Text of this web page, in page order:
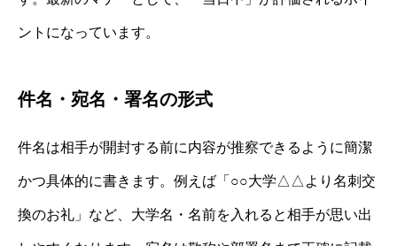
ントになっています。
件名・宛名・署名の形式
件名は相手が開封する前に内容が推察できるように簡潔
かつ具体的に書きます。例えば「○○大学△△より名刺交
換のお礼」など、大学名・名前を入れると相手が思い出